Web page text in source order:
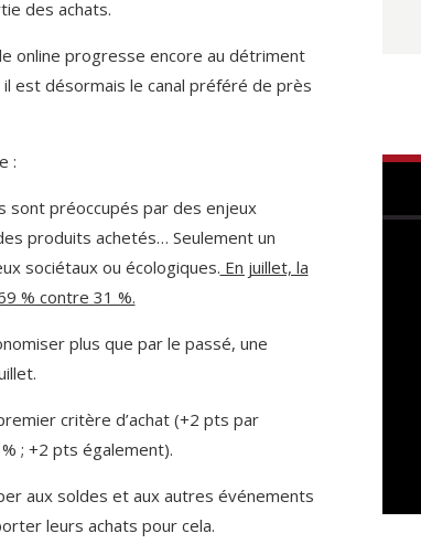
des achats.
online progresse encore au détriment
est désormais le canal préféré de près
:
sont préoccupés par des enjeux
produits achetés… Seulement un
sociétaux ou écologiques. En juillet, la
% contre 31 %.
plus que par le passé, une
critère d’achat (+2 pts par
; +2 pts également).
aux soldes et aux autres événements
leurs achats pour cela.